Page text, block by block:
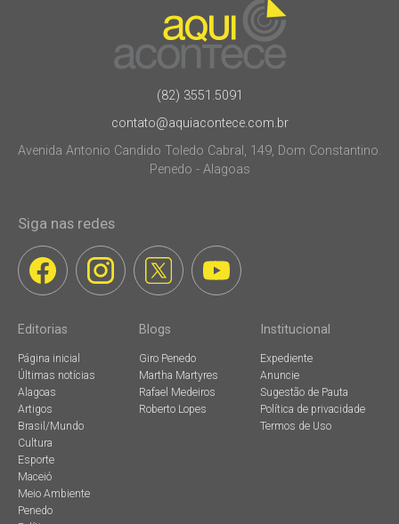
(82) 3551.5091
contato@aquiacontece.com.br
Avenida Antonio Candido Toledo Cabral, 149, Dom Constantino.
Penedo - Alagoas
Siga nas redes
Editorias
Página inicial
Últimas notícias
Alagoas
Artigos
Brasil/Mundo
Cultura
Esporte
Maceió
Meio Ambiente
Penedo
Blogs
Giro Penedo
Martha Martyres
Rafael Medeiros
Roberto Lopes
Institucional
Expediente
Anuncie
Sugestão de Pauta
Política de privacidade
Termos de Uso